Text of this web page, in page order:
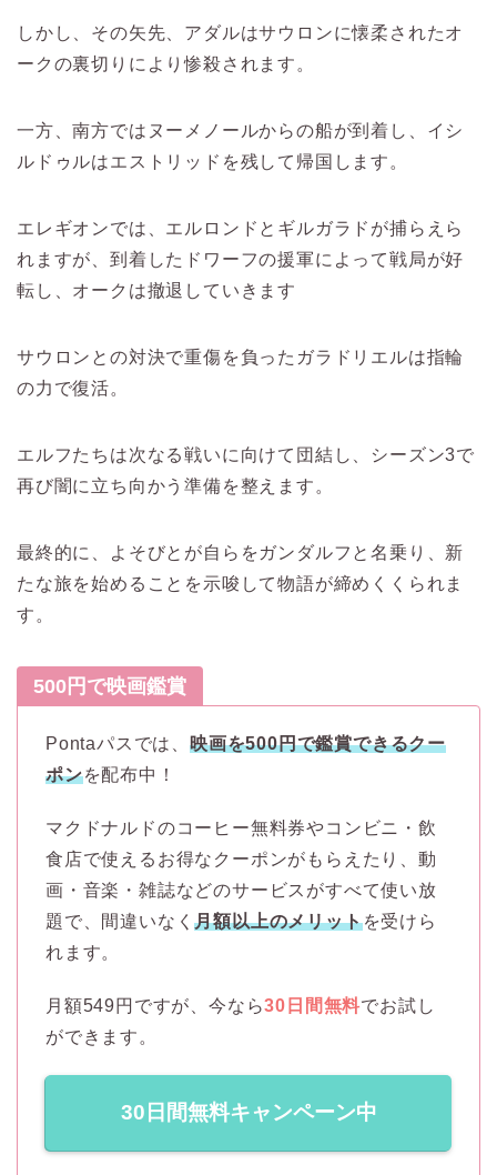
しかし、その矢先、アダルはサウロンに懐柔されたオ
ークの裏切りにより惨殺されます。
一方、南方ではヌーメノールからの船が到着し、イシ
ルドゥルはエストリッドを残して帰国します。
エレギオンでは、エルロンドとギルガラドが捕らえら
れますが、到着したドワーフの援軍によって戦局が好
転し、オークは撤退していきます
サウロンとの対決で重傷を負ったガラドリエルは指輪
の力で復活。
エルフたちは次なる戦いに向けて団結し、シーズン3で
再び闇に立ち向かう準備を整えます。
最終的に、よそびとが自らをガンダルフと名乗り、新
たな旅を始めることを示唆して物語が締めくくられま
す。
500円で映画鑑賞
Pontaパスでは、 映画を500円で鑑賞できるクー
ポンを配布中！
マクドナルドのコーヒー無料券やコンビニ・飲
食店で使えるお得なクーポンがもらえたり、動
画・音楽・雑誌などのサービスがすべて使い放
題で、間違いなく月額以上のメリットを受けら
れます。
月額549円ですが、今なら30日間無料でお試し
ができます。
30日間無料キャンペーン中